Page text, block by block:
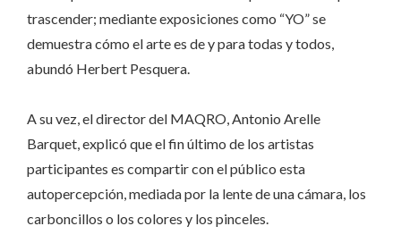
trascender; mediante exposiciones como “YO” se
demuestra cómo el arte es de y para todas y todos,
abundó Herbert Pesquera.
A su vez, el director del MAQRO, Antonio Arelle
Barquet, explicó que el fin último de los artistas
participantes es compartir con el público esta
autopercepción, mediada por la lente de una cámara, los
carboncillos o los colores y los pinceles.